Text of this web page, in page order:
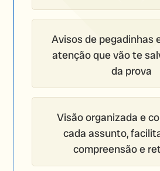
Avisos de pegadinhas
atenção que vão te
da prova
Visão organizada e
cada assunto,
compreensão e